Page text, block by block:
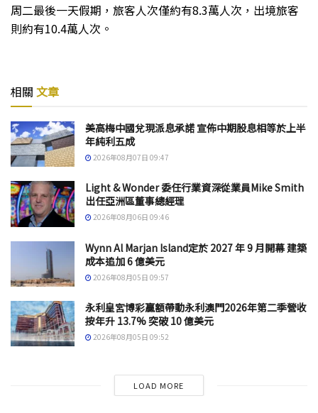
周二最後一天假期，旅客人次僅約有8.3萬人次，出境旅客
則約有10.4萬人次。
相關 文章
美高梅中國兌現派息承諾 宣佈中期股息相等於上半
年純利五成
2026年08月07日 09:47
Light & Wonder 委任行業資深從業員Mike Smith
出任亞洲區董事總經理
2026年08月06日 09:46
Wynn Al Marjan Island定於 2027 年 9 月開幕 建築
成本追加 6 億美元
2026年08月05日 09:57
永利皇宮博彩贏額帶動永利澳門2026年第二季營收
按年升 13.7% 突破 10 億美元
2026年08月05日 09:52
LOAD MORE